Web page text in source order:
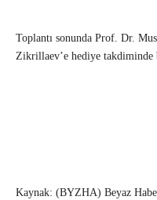
Toplantı sonunda Prof. Dr.
Zikrillaev’e hediye takdiminde
Kaynak: (BYZHA) Beyaz